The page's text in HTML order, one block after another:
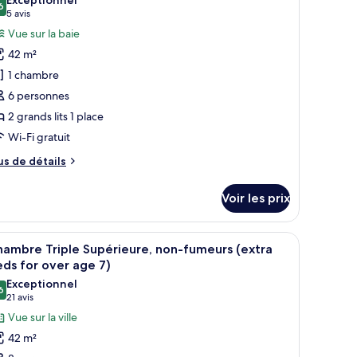
:
sur 10
5 avis
(5 avis)
Vue sur la baie
42 m²
1 chambre
6 personnes
2 grands lits 1 place
Wi-Fi gratuit
de détails
Voir les prix
la ville.et une échelle. Une chambre d’hôtel avec deux lits, une
4
Triple Supérieure, non-fumeurs (extra
for over age 7)
sur 10
Exceptionnel
21 avis
(21 avis)
Vue sur la ville
42 m²